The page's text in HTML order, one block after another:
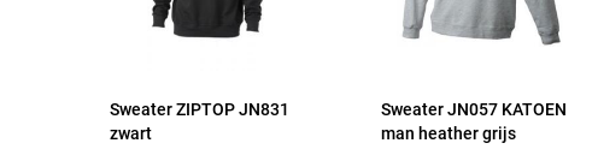
Sweater ZIPTOP JN831
zwart
Sweater JN057 KATOEN
man heather grijs